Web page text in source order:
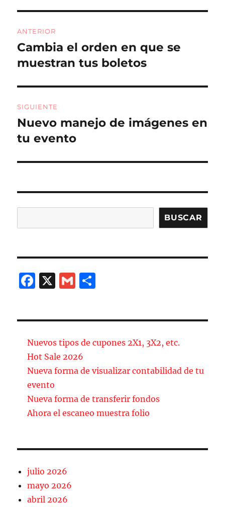
b
o
o
k
a
ir
de
entradas
ANTERIOR
Entrada
anterior:
Cambia el orden en que se
muestran tus boletos
SIGUIENTE
Entrada
siguiente:
Nuevo manejo de imágenes en
tu evento
BUSCAR
F
b
o
o
k
X
G
a
ir
Nuevos tipos de cupones 2X1, 3X2, etc.
Hot Sale 2026
Nueva forma de visualizar contabilidad de tu
evento
Nueva forma de transferir fondos
Ahora el escaneo muestra folio
julio 2026
mayo 2026
abril 2026